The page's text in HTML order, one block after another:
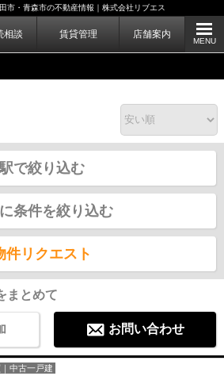
市・青森市の不動産情報｜株式会社リブエス
相談 賃貸管理 店舗案内
MENU
駅で絞り込む
条件を絞り込む
件リクエスト
まとめて
お問い合わせ
中古一戸建